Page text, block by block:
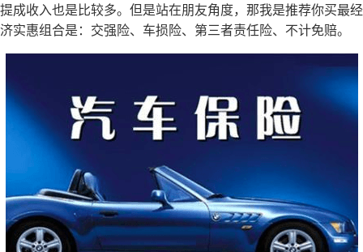
提成收入也是比较多。但是站在朋友角度，那我是推荐你买最经
济实惠组合是：交强险、车损险、第三者责任险、不计免赔。